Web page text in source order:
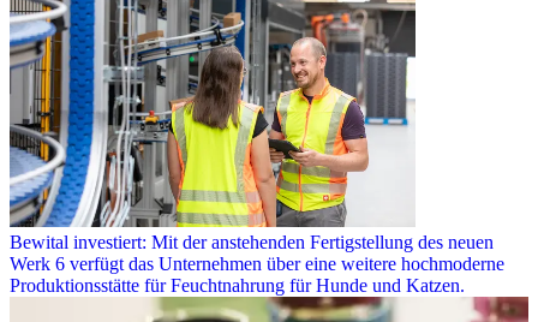
Bewital investiert: Mit der anstehenden Fertigstellung des neuen
Werk 6 verfügt das Unternehmen über eine weitere hochmoderne
Produktionsstätte für Feuchtnahrung für Hunde und Katzen.